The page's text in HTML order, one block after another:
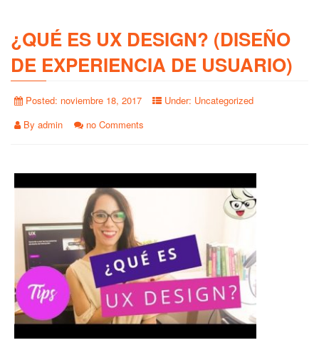
¿QUÉ ES UX DESIGN? (DISEÑO
DE EXPERIENCIA DE USUARIO)
Posted: noviembre 18, 2017 Under: Uncategorized
By admin no Comments